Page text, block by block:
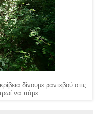
δίνουμε ραντεβού στις
να πάμε